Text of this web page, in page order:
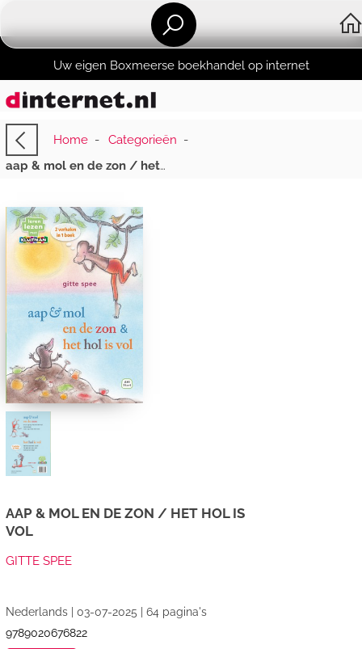
Uw eigen Boxmeerse boekhandel op internet
Home- Categorieën -
aap & mol en de zon / het hol is vol
AAP & MOL EN DE ZON / HET HOL IS
VOL
GITTE SPEE
Nederlands | 03-07-2025 | 64 pagina's
9789020676822